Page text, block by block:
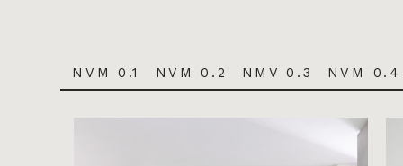
NVM 0.1 NVM 0.2 NMV 0.3 NVM 0.4